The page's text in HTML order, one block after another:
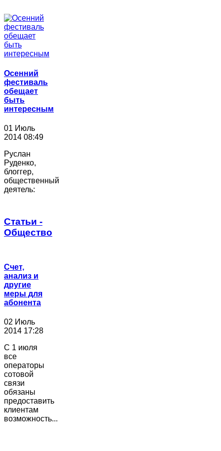
Осенний
фестиваль
обещает
быть
интересным
01 Июль
2014 08:49
Руслан
Руденко,
блоггер,
общественный
деятель:
Статьи -
Общество
Счет,
анализ и
другие
меры для
абонента
02 Июль
2014 17:28
С 1 июля
все
операторы
сотовой
связи
обязаны
предоставить
клиентам
возможность...